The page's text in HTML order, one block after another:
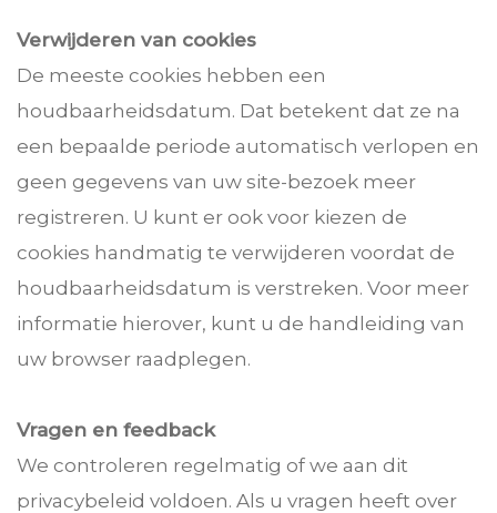
Verwijderen van cookies
De meeste cookies hebben een
houdbaarheidsdatum. Dat betekent dat ze na
een bepaalde periode automatisch verlopen en
geen gegevens van uw site-bezoek meer
registreren. U kunt er ook voor kiezen de
cookies handmatig te verwijderen voordat de
houdbaarheidsdatum is verstreken. Voor meer
informatie hierover, kunt u de handleiding van
uw browser raadplegen.
Vragen en feedback
We controleren regelmatig of we aan dit
privacybeleid voldoen. Als u vragen heeft over